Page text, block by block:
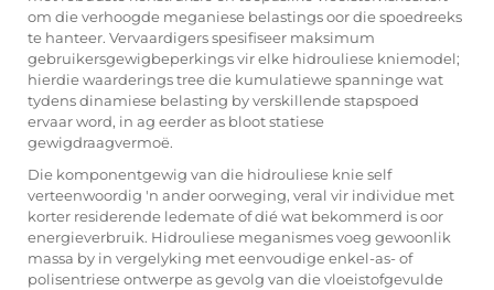
om die verhoogde meganiese belastings oor die spoedreeks
te hanteer. Vervaardigers spesifiseer maksimum
gebruikersgewigbeperkings vir elke hidrouliese kniemodel;
hierdie waarderings tree die kumulatiewe spanninge wat
tydens dinamiese belasting by verskillende stapspoed
ervaar word, in ag eerder as bloot statiese
gewigdraagvermoë.
Die komponentgewig van die hidrouliese knie self
verteenwoordig 'n ander oorweging, veral vir individue met
korter residerende ledemate of dié wat bekommerd is oor
energieverbruik. Hidrouliese meganismes voeg gewoonlik
massa by in vergelyking met eenvoudige enkel-as- of
polisentriese ontwerpe as gevolg van die vloeistofgevulde